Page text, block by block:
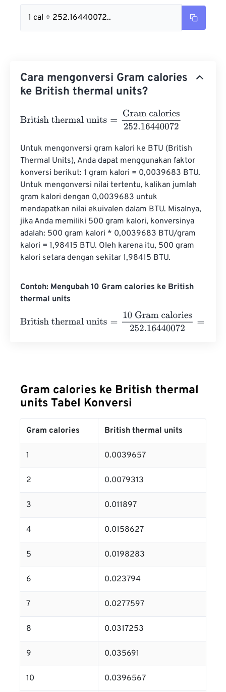
1 cal ÷ 252.16440072..
Cara mengonversi Gram calories
ke British thermal units?
British thermal units =Gram calories252.16440072
Untuk mengonversi gram kalori ke BTU (British
Thermal Units), Anda dapat menggunakan faktor
konversi berikut: 1 gram kalori = 0,0039683 BTU.
Untuk mengonversi nilai tertentu, kalikan jumlah
gram kalori dengan 0,0039683 untuk
mendapatkan nilai ekuivalen dalam BTU. Misalnya,
jika Anda memiliki 500 gram kalori, konversinya
adalah: 500 gram kalori * 0,0039683 BTU/gram
kalori = 1,98415 BTU. Oleh karena itu, 500 gram
kalori setara dengan sekitar 1,98415 BTU.
Contoh: Mengubah 10 Gram calories ke British
thermal units
British thermal units
= 10 Gram calories 252.16440072
Gram calories ke British thermal
units Tabel Konversi
Gram calories British thermal units
1 0.0039657
2 0.0079313
3 0.011897
4 0.0158627
5 0.0198283
6 0.023794
7 0.0277597
8 0.0317253
9 0.035691
10 0.0396567